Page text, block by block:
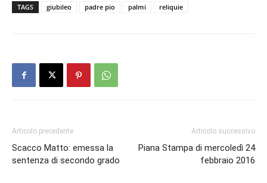
TAGS giubileo padre pio palmi reliquie
Articolo precedente
Scacco Matto: emessa la
sentenza di secondo grado
Articolo successivo
Piana Stampa di mercoledì 24
febbraio 2016